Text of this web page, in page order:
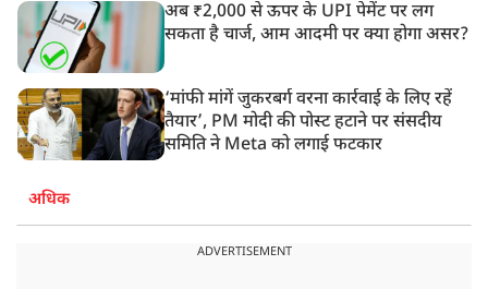
अब ₹2,000 से ऊपर के UPI पेमेंट पर लग
सकता है चार्ज, आम आदमी पर क्या होगा असर?
‘मांफी मांगें जुकरबर्ग वरना कार्रवाई के लिए रहें
तैयार’, PM मोदी की पोस्ट हटाने पर संसदीय
समिति ने Meta को लगाई फटकार
अधिक
ADVERTISEMENT